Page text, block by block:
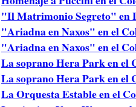
"Il Matrimonio Segreto" en
"Ariadna en Naxos" en el
"Ariadna en Naxos" en el
La soprano Hera Park en
La soprano Hera Park en el
La Orquesta Estable en el